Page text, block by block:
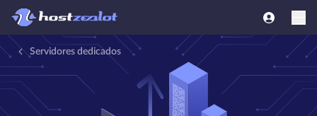
Servidores dedicados